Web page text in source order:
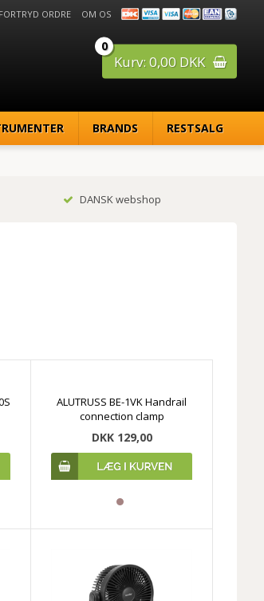
0
Kurv: 0,00 DKK
FORTRYD ORDRE OM OS
BRANDS RESTSALG
DANSK webshop
ALUTRUSS BE-1VK Handrail
connection clamp
DKK 129,00